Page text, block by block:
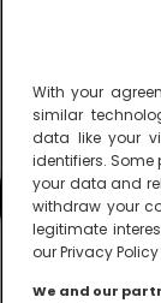
With your
similar
data like your
identifiers.
your data and
withdraw your
legitimate
our Privacy
We and our